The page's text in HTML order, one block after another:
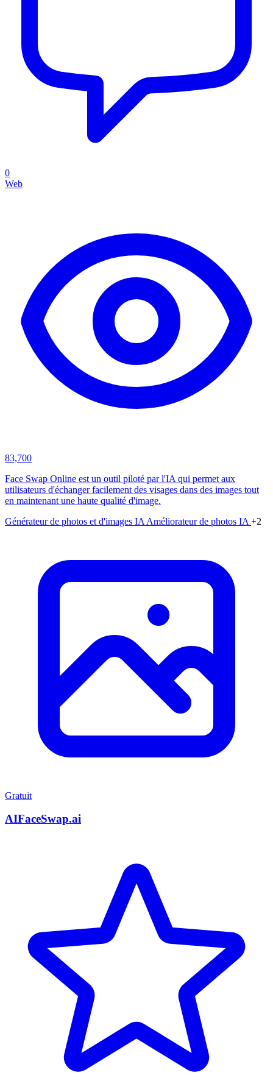
0
Web
83,700
Face Swap Online est un outil piloté par l'IA qui permet aux
utilisateurs d'échanger facilement des visages dans des images tout
en maintenant une haute qualité d'image.
Générateur de photos et d'images IA Améliorateur de photos IA +2
Gratuit
AIFaceSwap.ai